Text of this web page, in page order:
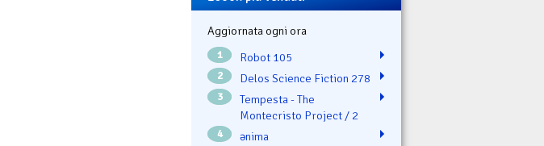
Aggiornata ogni ora
1 Robot 105
2 Delos Science Fiction 278
3
Tempesta - The
Montecristo Project / 2
4 ənima